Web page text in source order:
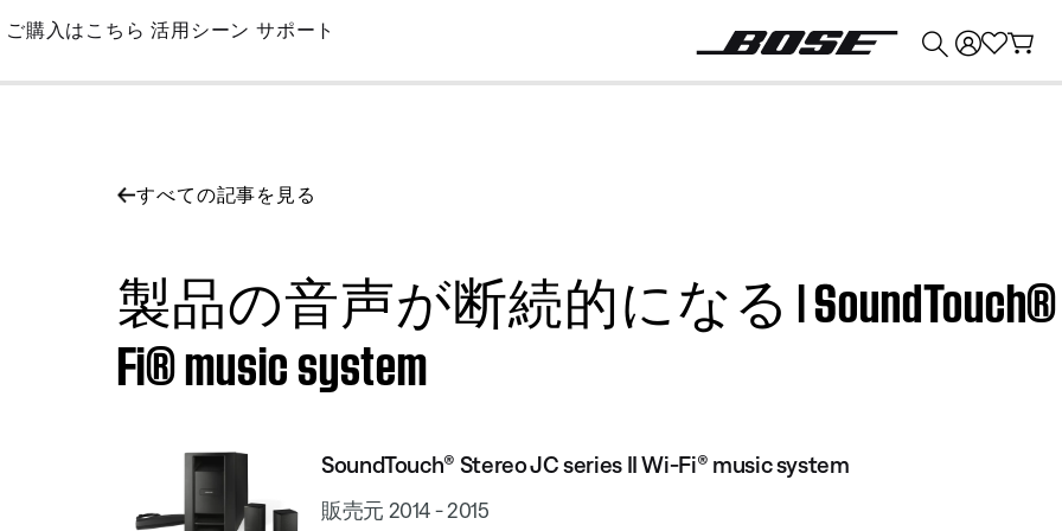
Skip
Main
ご購入はこちら 活用シーン サポート
すべての記事を見る
製品の音声が断続的になる | SoundTouch®
Fi® music system
SoundTouch® Stereo JC series II Wi-Fi® music system
販売元 2014 - 2015